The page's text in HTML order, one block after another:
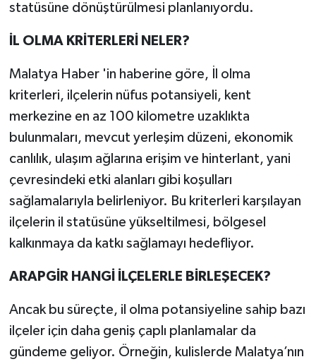
statüsüne dönüştürülmesi planlanıyordu.
İL OLMA KRİTERLERİ NELER?
Malatya Haber 'in haberine göre, İl olma
kriterleri, ilçelerin nüfus potansiyeli, kent
merkezine en az 100 kilometre uzaklıkta
bulunmaları, mevcut yerleşim düzeni, ekonomik
canlılık, ulaşım ağlarına erişim ve hinterlant, yani
çevresindeki etki alanları gibi koşulları
sağlamalarıyla belirleniyor. Bu kriterleri karşılayan
ilçelerin il statüsüne yükseltilmesi, bölgesel
kalkınmaya da katkı sağlamayı hedefliyor.
ARAPGİR HANGİ İLÇELERLE BİRLEŞECEK?
Ancak bu süreçte, il olma potansiyeline sahip bazı
ilçeler için daha geniş çaplı planlamalar da
gündeme geliyor. Örneğin, kulislerde Malatya’nın